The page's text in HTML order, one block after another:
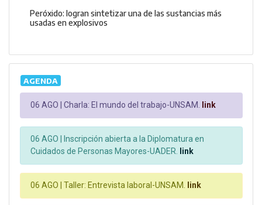
Peróxido: logran sintetizar una de las sustancias más
usadas en explosivos
AGENDA
06 AGO | Charla: El mundo del trabajo-UNSAM. link
06 AGO |
Inscripción abierta a la Diplomatura en
Cuidados de Personas Mayores-UADER. link
06 AGO | Taller: Entrevista laboral-UNSAM. link